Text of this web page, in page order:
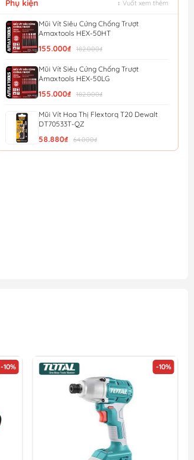
Phụ kiện ↕ Vuốt xem thêm
Mũi Vít Siêu Cứng Chống Trượt
Amaxtools HEX-50HT
155.000₫ 182.000₫
Mũi Vít Siêu Cứng Chống Trượt
Amaxtools HEX-50LG
155.000₫ 182.000₫
Mũi Vít Hoa Thị Flextorq T20 Dewalt
DT70533T-QZ
58.880₫ 64.000₫
-10% -10%